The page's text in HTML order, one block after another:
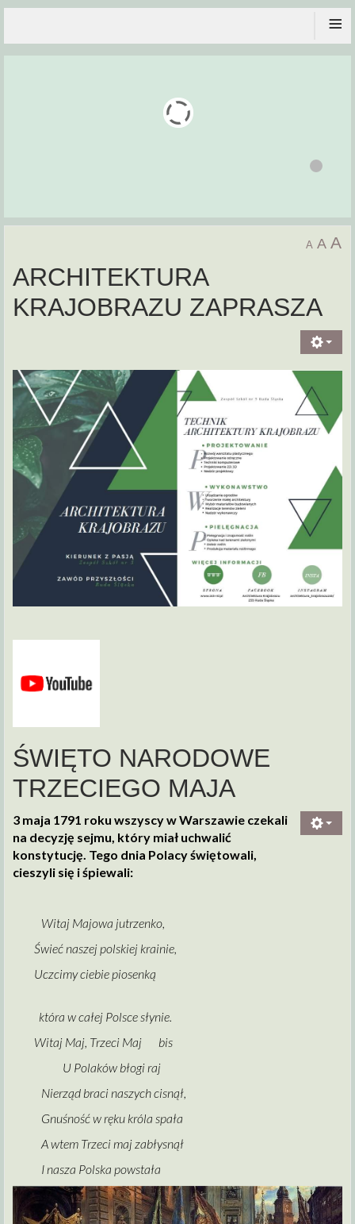
≡
A A A
ARCHITEKTURA
KRAJOBRAZU ZAPRASZA
ŚWIĘTO NARODOWE
TRZECIEGO MAJA
3 maja 1791 roku wszyscy w Warszawie czekali
na decyzję sejmu, który miał uchwalić
konstytucję. Tego dnia Polacy świętowali,
cieszyli się i śpiewali:
Witaj Majowa jutrzenko,
Świeć naszej polskiej krainie,
Uczcimy ciebie piosenką
która w całej Polsce słynie.
Witaj Maj, Trzeci Maj bis
U Polaków błogi raj
Nierząd braci naszych cisnął,
Gnuśność w ręku króla spała
A wtem Trzeci maj zabłysnął
I nasza Polska powstała